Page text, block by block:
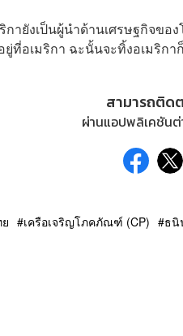
กายังเป็นผู้นำด้านเศรษฐกิจข
ยู่ที่อเมริกา ฉะนั้นจะทิ้งอเมริก
สามารถติดต
ผ่านแอปพลิเคชัน
เครือเจริญโภคภัณฑ์ (CP) ธนิ